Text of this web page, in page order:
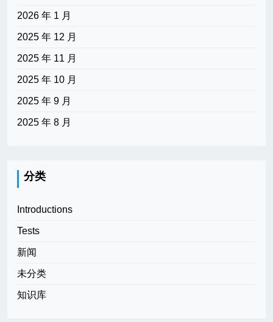
2026 年 1 月
2025 年 12 月
2025 年 11 月
2025 年 10 月
2025 年 9 月
2025 年 8 月
分类
Introductions
Tests
新闻
未分类
知识库